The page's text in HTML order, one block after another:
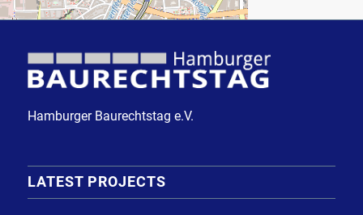
Hamburger Baurechtstag e.V.
LATEST PROJECTS